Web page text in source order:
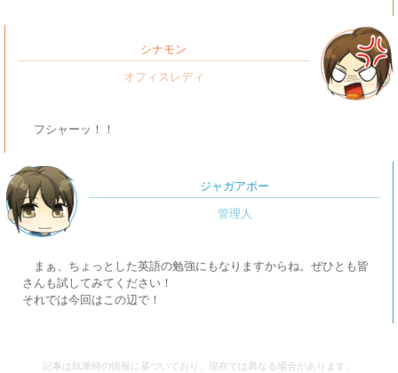
シナモン
フシャーッ！！
ジャガアポー
まぁ、ちょっとした英語の勉強にもなりますからね。ぜひとも皆
さんも試してみてください！
それでは今回はこの辺で！
記事は執筆時の情報に基づいており、現在では異なる場合があります。